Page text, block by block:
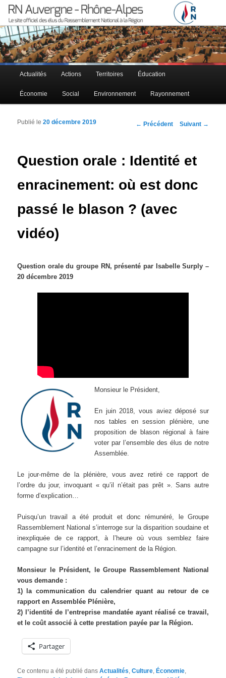
RN Auvergne – Rhône-Alpes
Le site officiel des élus RN à la région Auvergne – Rhône-Alpes
Menu principal
Aller au contenu principal
Aller au contenu secondaire
Actualités Actions Territoires Éducation
Économie Social Environnement Rayonnement
Navigation des articles
← Précédent Suivant →
Question orale : Identité et
enracinement: où est donc
passé le blason ? (avec
vidéo)
Publié le20 décembre 2019
Question orale du groupe RN, présenté par Isabelle Surply –
20 décembre 2019
Monsieur le Président,
En juin 2018, vous aviez déposé sur
nos tables en session plénière, une
proposition de blason régional à faire
voter par l’ensemble des élus de notre
Assemblée.
Le jour-même de la plénière, vous avez retiré ce rapport de
l’ordre du jour, invoquant « qu’il n’était pas prêt ». Sans autre
forme d’explication…
Puisqu’un travail a été produit et donc rémunéré, le Groupe
Rassemblement National s’interroge sur la disparition soudaine et
inexpliquée de ce rapport, à l’heure où vous semblez faire
campagne sur l’identité et l’enracinement de la Région.
Monsieur le Président, le Groupe Rassemblement National
vous demande :
1) la communication du calendrier quant au retour de ce
rapport en Assemblée Plénière,
2) l’identité de l’entreprise mandatée ayant réalisé ce travail,
et le coût associé à cette prestation payée par la Région.
Partager
Ce contenu a été publié dansActualités,Culture, Économie,